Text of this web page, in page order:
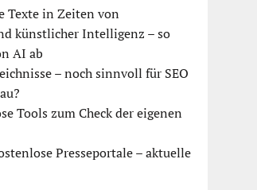
Texte in Zeiten von
künstlicher Intelligenz – so
AI ab
– noch sinnvoll für SEO
Tools zum Check der eigenen
Presseportale – aktuelle